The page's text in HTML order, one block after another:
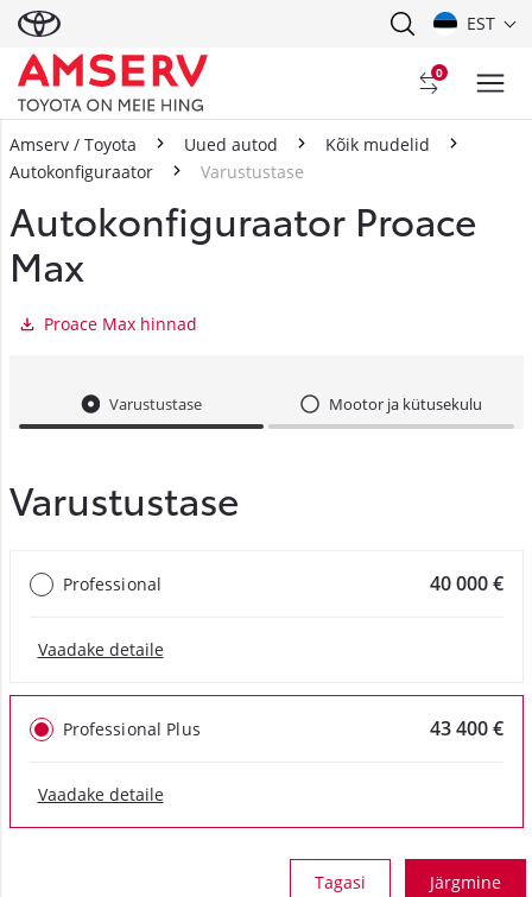
EST
0
Amserv / Toyota Uued autod
Kõik mudelid
Autokonfiguraator
Varustustase
Autokonfiguraator Proace
Max
Proace Max hinnad
Varustustase Mootor ja kütusekulu
Varustustase
Professional 40 000 €
Vaadake detaile
Professional Plus 43 400 €
Vaadake detaile
Tagasi Järgmine